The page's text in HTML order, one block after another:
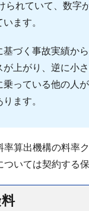
れていて、数字
ます。
づく事故実績か
上がり、逆に小
っている他の人
ます。
算出機構の料率
いては契約する